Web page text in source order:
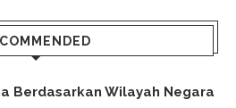
Berdasarkan Wilayah Negara